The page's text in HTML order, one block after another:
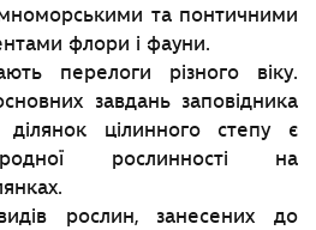
та понтичними
флори і фауни.
перелоги різного віку.
завдань заповідника
цілинного степу є
рослинності на
рослин, занесених до